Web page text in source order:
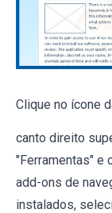
Clique no ícone
canto direito
"Ferramentas" e
add-ons de
instalados,